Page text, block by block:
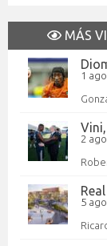
MÁS
1
2
5